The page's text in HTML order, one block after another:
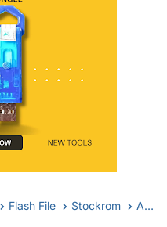
Flash File Stockrom Acer Iconia Tab 8 A1-860 Firmware File Flash StockROM